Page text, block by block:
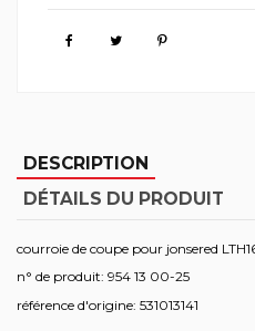
DESCRIPTION
DÉTAILS DU PRODUIT
courroie de coupe pour jonsered
n° de produit: 954 13 00-25
référence d'origine: 531013141